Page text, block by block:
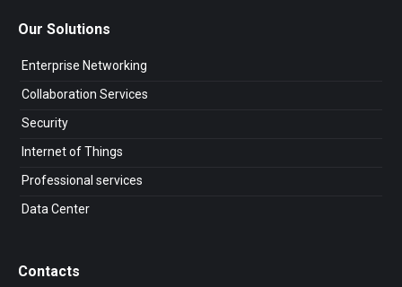
Our Solutions
Enterprise Networking
Collaboration Services
Security
Internet of Things
Professional services
Data Center
Contacts